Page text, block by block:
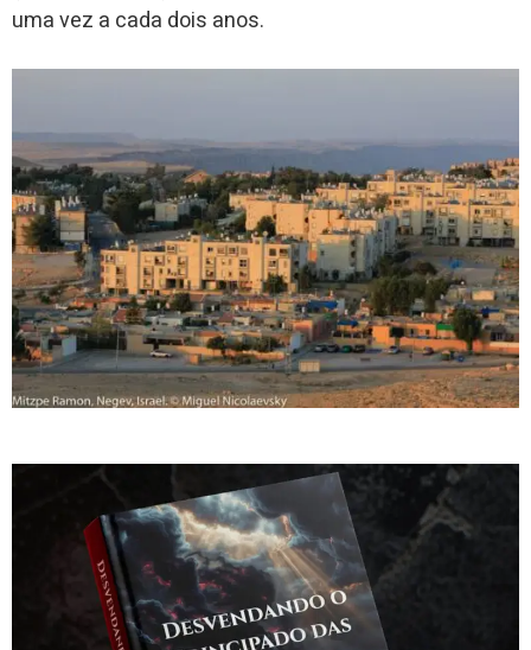
uma vez a cada dois anos.